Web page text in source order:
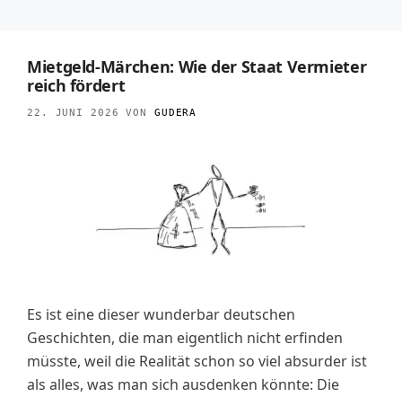
Mietgeld-Märchen: Wie der Staat Vermieter
reich fördert
22. JUNI 2026 VON GUDERA
Es ist eine dieser wunderbar deutschen
Geschichten, die man eigentlich nicht erfinden
müsste, weil die Realität schon so viel absurder ist
als alles, was man sich ausdenken könnte: Die